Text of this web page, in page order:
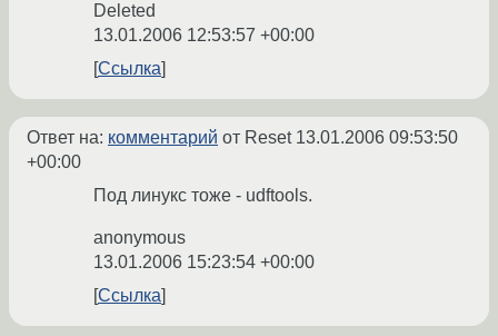
Deleted
13.01.2006 12:53:57 +00:00
Ссылка
Ответ на: комментарий от Reset 13.01.2006 09:53:50
+00:00
Под линукс тоже - udftools.
anonymous
13.01.2006 15:23:54 +00:00
Ссылка